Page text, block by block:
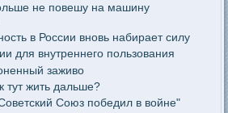
не повешу на машину
в России вновь набирает силу
для внутреннего пользования
заживо
тут жить дальше?
Союз победил в войне"